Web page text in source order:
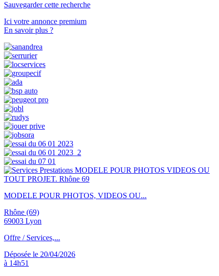
Sauvegarder cette recherche
Ici votre annonce premium
En savoir plus ?
MODELE POUR PHOTOS, VIDEOS OU...
Rhône (69)
69003 Lyon
Offre / Services,...
Déposée le 20/04/2026
à 14h51